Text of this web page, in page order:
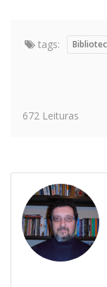
tags:
672 Leituras